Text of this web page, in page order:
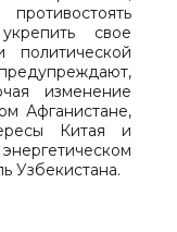
свое
политической
изменение
Афганистане,
Китая и
Узбекистана.